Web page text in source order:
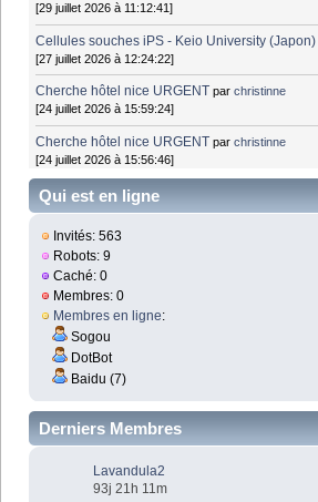
[29 juillet 2026 à 11:12:41]
Cellules souches iPS - Keio University (Japon)
[27 juillet 2026 à 12:24:22]
Cherche hôtel nice URGENT parchristinne
[24 juillet 2026 à 15:59:24]
Cherche hôtel nice URGENT parchristinne
[24 juillet 2026 à 15:56:46]
Qui est en ligne
Invités: 563
Robots: 9
Caché: 0
Membres: 0
Membres en ligne:
Sogou
DotBot
Baidu (7)
Derniers Membres
Lavandula2
93j 21h 11m